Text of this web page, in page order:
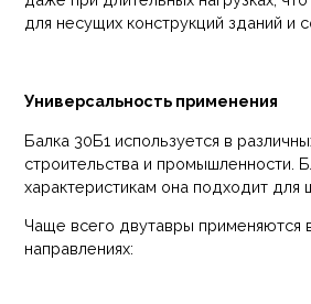
для несущих конструкций зданий и
Универсальность применения
Балка 30Б1 используется в
строительства и промышленности.
характеристикам она подходит для
Чаще всего двутавры применяются
направлениях: